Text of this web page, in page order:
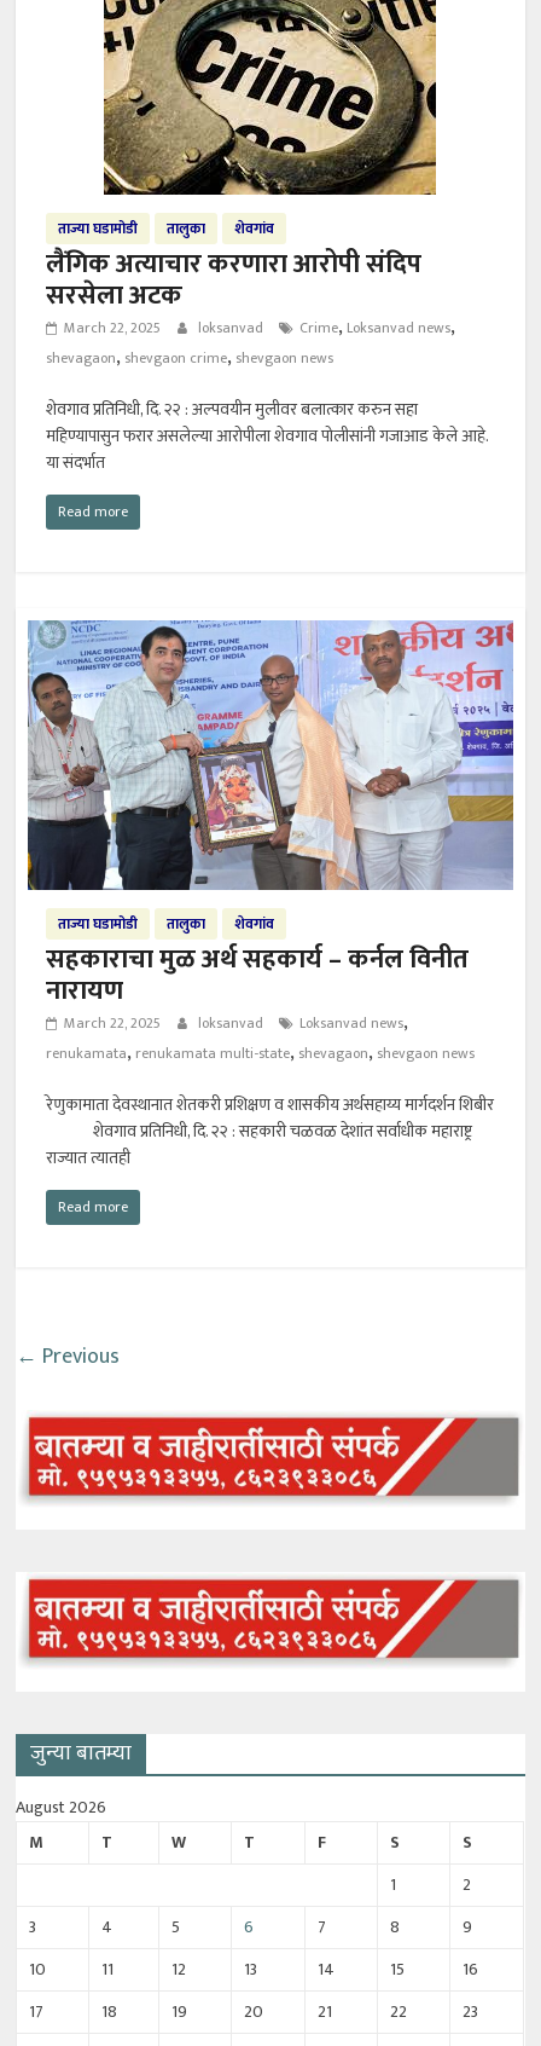
ताज्या घडामोडी तालुका शेवगांव
लैंगिक अत्याचार करणारा आरोपी संदिप
सरसेला अटक
March 22, 2025 loksanvad Crime, Loksanvad news,
shevagaon, shevgaon crime, shevgaon news
शेवगाव प्रतिनिधी, दि. २२ : अल्पवयीन मुलीवर बलात्कार करुन सहा
महिण्यापासुन फरार असलेल्या आरोपीला शेवगाव पोलीसांनी गजाआड केले आहे.
या संदर्भात
Read more
ताज्या घडामोडी तालुका शेवगांव
सहकाराचा मुळ अर्थ सहकार्य – कर्नल विनीत
नारायण
March 22, 2025 loksanvad Loksanvad news,
renukamata, renukamata multi-state, shevagaon, shevgaon news
रेणुकामाता देवस्थानात शेतकरी प्रशिक्षण व शासकीय अर्थसहाय्य मार्गदर्शन शिबीर
शेवगाव प्रतिनिधी, दि. २२ : सहकारी चळवळ देशांत सर्वाधीक महाराष्ट्र
राज्यात त्यातही
Read more
← Previous
जुन्या बातम्या
August 2026
M
T W T F S
S
1
2
3
4 5 6 7 8
9
10
11 12 13 14 15
16
17
18 19 20 21 22
23